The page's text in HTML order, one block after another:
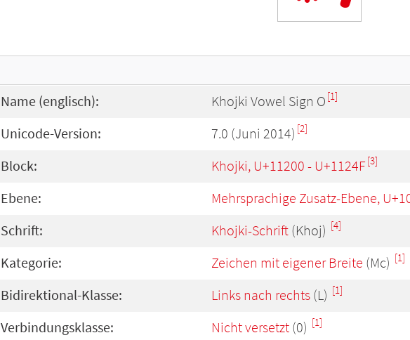
Name (englisch): Khojki Vowel Sign O [1]
Unicode-Version: 7.0 (Juni 2014) [2]
Block: Khojki, U+11200 - U+1124F[3]
Ebene: Mehrsprachige Zusatz-Ebene,
Schrift: Khojki-Schrift (Khoj) [4]
Kategorie: Zeichen mit eigener Breite (Mc) [1]
Bidirektional-Klasse: Links nach rechts (L) [1]
Verbindungsklasse: Nicht versetzt (0) [1]